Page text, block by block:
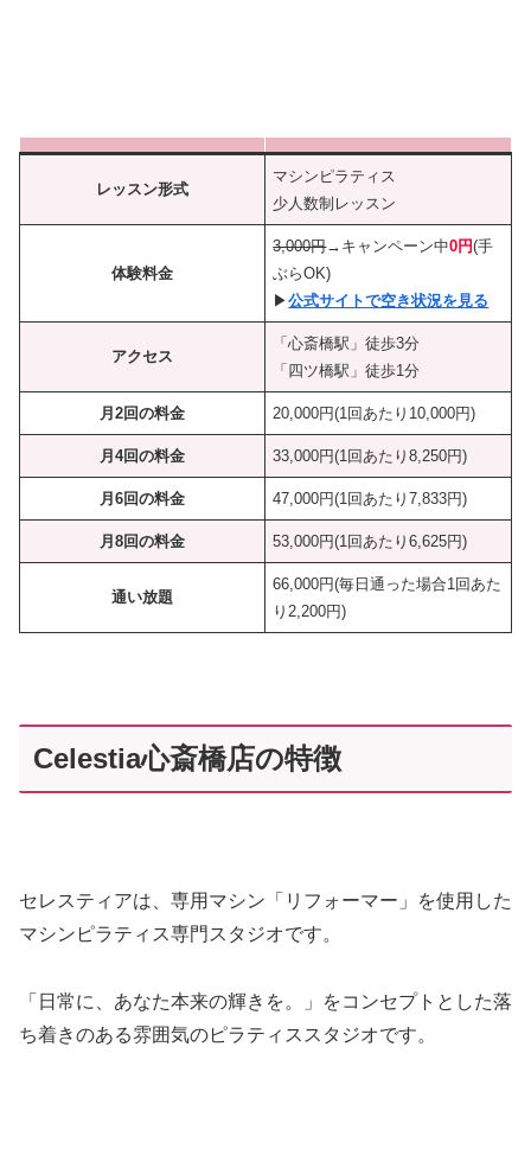
レッスン形式
マシンピラティス
少人数制レッスン
体験料金
3,000円→キャンペーン中0円(手
ぶらOK)
▶︎公式サイトで空き状況を見る
アクセス
「心斎橋駅」徒歩3分
「四ツ橋駅」徒歩1分
月2回の料金 20,000円(1回あたり10,000円)
月4回の料金 33,000円(1回あたり8,250円)
月6回の料金 47,000円(1回あたり7,833円)
月8回の料金 53,000円(1回あたり6,625円)
通い放題
66,000円(毎日通った場合1回あた
り2,200円)
Celestia心斎橋店の特徴
セレスティアは、専用マシン「リフォーマー」を使用した
マシンピラティス専門スタジオです。
「日常に、あなた本来の輝きを。」をコンセプトとした落
ち着きのある雰囲気のピラティススタジオです。